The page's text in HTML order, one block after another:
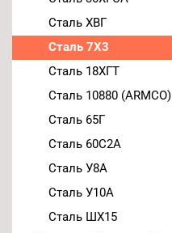
Сталь ХВГ
Сталь 7Х3
Сталь 18ХГТ
Сталь 10880 (ARMCO)
Сталь 65Г
Сталь 60С2А
Сталь У8А
Сталь У10А
Сталь ШХ15